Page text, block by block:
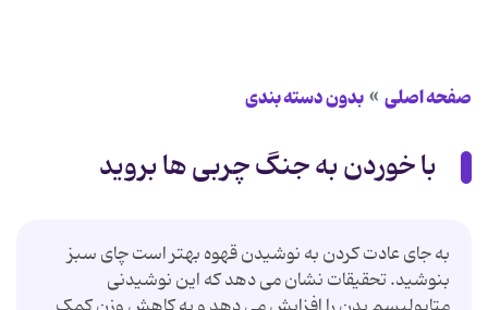
صفحه اصلی بدون دسته بندی
با خوردن به جنگ چربی ها بروید
به جای عادت کردن به نوشیدن قهوه بهتر است چای سبز
بنوشید. تحقیقات نشان می دهد که این نوشیدنی